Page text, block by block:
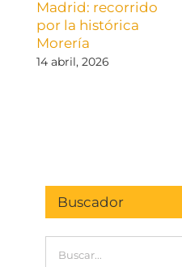
Madrid: recorrido
por la histórica
Morería
14 abril, 2026
Buscador